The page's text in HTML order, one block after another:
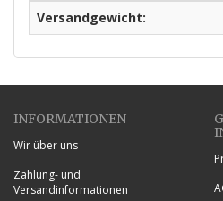
Versandgewicht:
INFORMATIONEN
Wir über uns
Zahlung- und
Versandinformationen